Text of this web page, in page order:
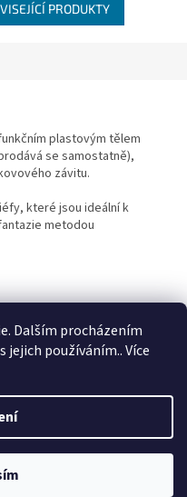
Dalším procházením
používáním.. Více
PRODUKTY
plastovým tělem
se samostatně),
závitu.
které jsou ideální k
metodou
. Všechna práva vyhrazena.